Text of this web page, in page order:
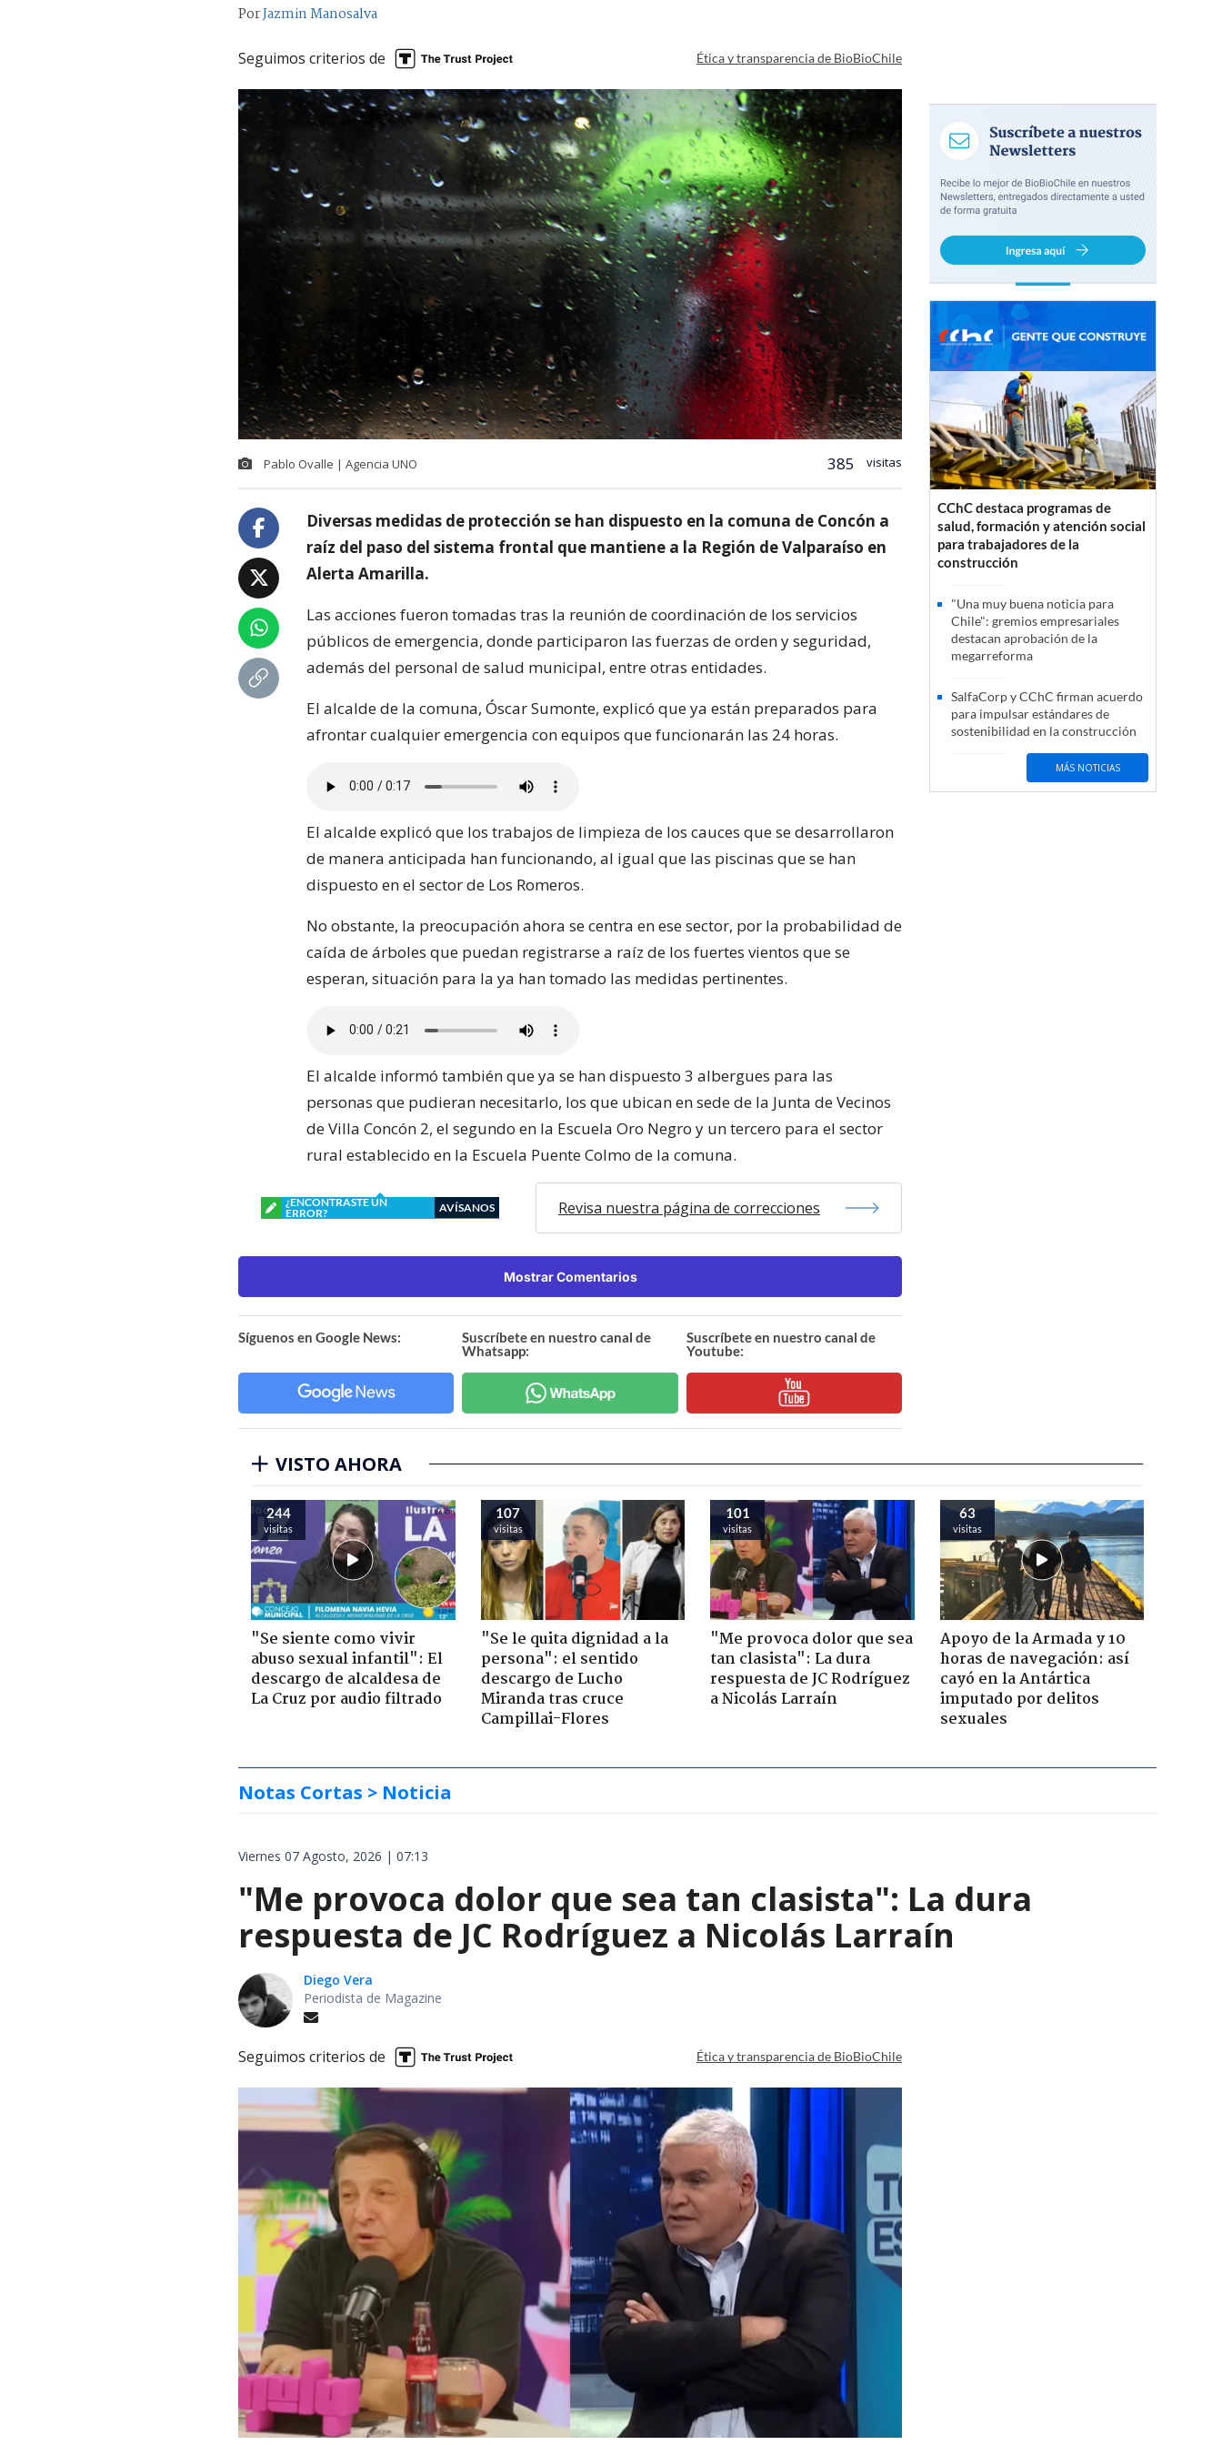
PorJazmin Manosalva
Seguimos criterios de Ética y transparencia de BioBioChile
Pablo Ovalle | Agencia UNO 385 visitas
Diversas medidas de protección se han dispuesto en la comuna de Concón a
raíz del paso del sistema frontal que mantiene a la Región de Valparaíso en
Alerta Amarilla.
Las acciones fueron tomadas tras la reunión de coordinación de los servicios
públicos de emergencia, donde participaron las fuerzas de orden y seguridad,
además del personal de salud municipal, entre otras entidades.
El alcalde de la comuna, Óscar Sumonte, explicó que ya están preparados para
afrontar cualquier emergencia con equipos que funcionarán las 24 horas.
El alcalde explicó que los trabajos de limpieza de los cauces que se desarrollaron
de manera anticipada han funcionando, al igual que las piscinas que se han
dispuesto en el sector de Los Romeros.
No obstante, la preocupación ahora se centra en ese sector, por la probabilidad de
caída de árboles que puedan registrarse a raíz de los fuertes vientos que se
esperan, situación para la ya han tomado las medidas pertinentes.
El alcalde informó también que ya se han dispuesto 3 albergues para las
personas que pudieran necesitarlo, los que ubican en sede de la Junta de Vecinos
de Villa Concón 2, el segundo en la Escuela Oro Negro y un tercero para el sector
rural establecido en la Escuela Puente Colmo de la comuna.
¿ENCONTRASTE UN
ERROR?
AVÍSANOS Revisa nuestra página de correcciones
Mostrar Comentarios
Síguenos en Google News:
Suscríbete en nuestro canal de
Whatsapp:
Suscríbete en nuestro canal de
Youtube:
CChC destaca programas de
salud, formación y atención social
para trabajadores de la
construcción
"Una muy buena noticia para
Chile": gremios empresariales
destacan aprobación de la
megarreforma
SalfaCorp y CChC firman acuerdo
para impulsar estándares de
sostenibilidad en la construcción
MÁS NOTICIAS
VISTO AHORA
244
visitas
"Se siente como vivir
abuso sexual infantil": El
descargo de alcaldesa de
La Cruz por audio filtrado
107
visitas
"Se le quita dignidad a la
persona": el sentido
descargo de Lucho
Miranda tras cruce
Campillai-Flores
101
visitas
"Me provoca dolor que sea
tan clasista": La dura
respuesta de JC Rodríguez
a Nicolás Larraín
63
visitas
Apoyo de la Armada y 10
horas de navegación: así
cayó en la Antártica
imputado por delitos
sexuales
Notas Cortas > Noticia
Viernes 07 Agosto, 2026 | 07:13
"Me provoca dolor que sea tan clasista": La dura
respuesta de JC Rodríguez a Nicolás Larraín
Diego Vera
Periodista de Magazine
Seguimos criterios de Ética y transparencia de BioBioChile